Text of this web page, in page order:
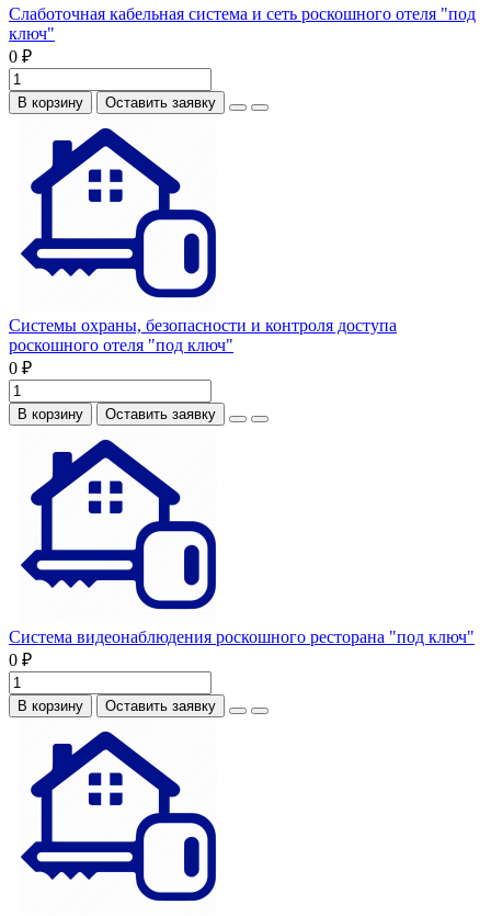
Слаботочная кабельная система и сеть роскошного отеля "под
ключ"
0 ₽
В корзину Оставить заявку
Системы охраны, безопасности и контроля доступа
роскошного отеля "под ключ"
0 ₽
В корзину Оставить заявку
Система видеонаблюдения роскошного ресторана "под ключ"
0 ₽
В корзину Оставить заявку